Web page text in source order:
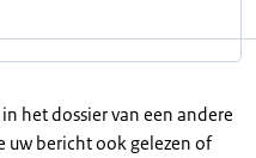
het dossier van een andere
uw bericht ook gelezen of